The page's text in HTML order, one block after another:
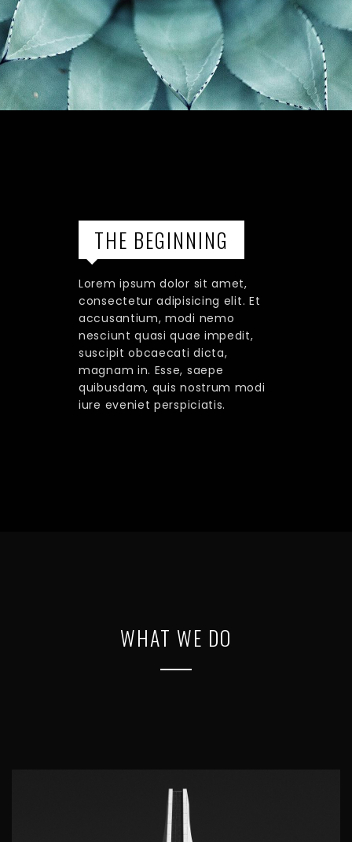
THE BEGINNING
Lorem ipsum dolor sit amet,
consectetur adipisicing elit. Et
accusantium, modi nemo
nesciunt quasi quae impedit,
suscipit obcaecati dicta,
magnam in. Esse, saepe
quibusdam, quis nostrum modi
iure eveniet perspiciatis.
WHAT WE DO